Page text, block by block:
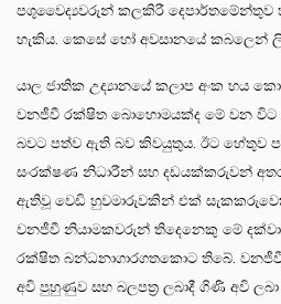
පශුවෛද්‍යවරුන් කලකිරී දෙපාර්තමේන්තුව
හැකිය. කෙසේ හෝ අවසානයේ කබලෙන්
යාල ජාතික උද්‍යානයේ කලාප අංක හය
වනජීවී රක්ෂිත බොහොමයක්ද මේ වන
බවට පත්ව ඇති බව කිවයුතුය. ඊට හේතුව
සංරක්ෂණ නිධාරීන් සහ දඩයක්කරුවන් අතර
ඇතිවූ වෙඩි හුවමාරුවකින් එක්
වනජීවී නියාමකවරුන් තිදෙනෙකු මේ
රක්ෂිත බන්ධනාගාරගතකොට තිබේ.
අවි පුහුණුව සහ බලපත්‍ර ලබාදී ගිණි අවි